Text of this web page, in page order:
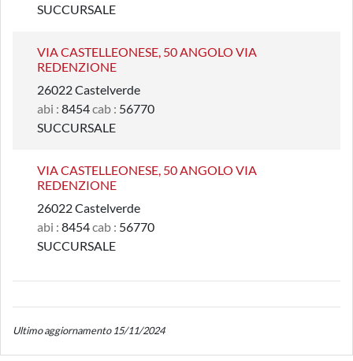
SUCCURSALE
VIA CASTELLEONESE, 50 ANGOLO VIA
REDENZIONE
26022 Castelverde
abi : 8454cab : 56770
SUCCURSALE
VIA CASTELLEONESE, 50 ANGOLO VIA
REDENZIONE
26022 Castelverde
abi : 8454cab : 56770
SUCCURSALE
Ultimo aggiornamento 15/11/2024